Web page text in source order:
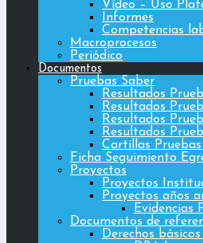
Vídeo – Uso
Informes
Competencias
Macroprocesos
Periódico
Documentos
Pruebas Saber
Resultados
Resultados
Resultados
Resultados
Cartillas
Ficha Seguimiento
Proyectos
Proyectos
Proyectos años
Evidencias
Documentos de
Derechos